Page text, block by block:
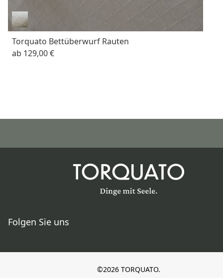
Torquato Bettüberwurf Rauten
ab 129,00 €
Folgen Sie uns
©2026 TORQUATO.